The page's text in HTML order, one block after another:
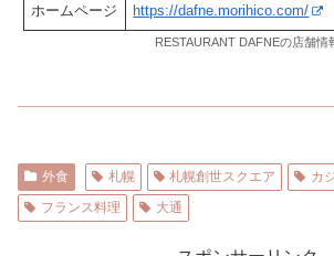
ホームページ https://dafne.morihico.com/
RESTAURANT DAFNEの店舗情
外食 札幌 札幌創世スクエア
カ
フランス料理
大通